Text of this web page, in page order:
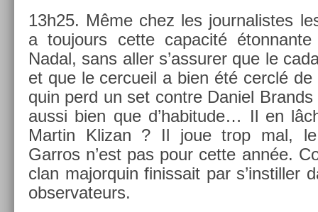
13h25. Même chez les jour­nalis­tes
a toujours cette capacité
Nadal, sans aller s’as­sur­er que le
et que le cer­cueil a bien été cerclé
quin perd un set con­tre Daniel Brands
aussi bien que d’habitude… Il en
Mar­tin Klizan ? Il joue trop mal, le
Garros n’est pas pour cette année.
clan major­quin fin­is­sait par s’instill­er
ob­ser­vateurs.